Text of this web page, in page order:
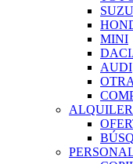
MINI
AUDI